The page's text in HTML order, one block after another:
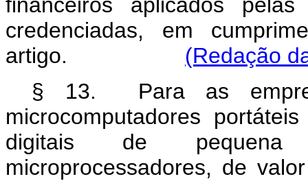
financeiros aplicados
credenciadas, em
artigo. (Redação
§ 13. Para as
microcomputadores
digitais de pequena
microprocessadores, de